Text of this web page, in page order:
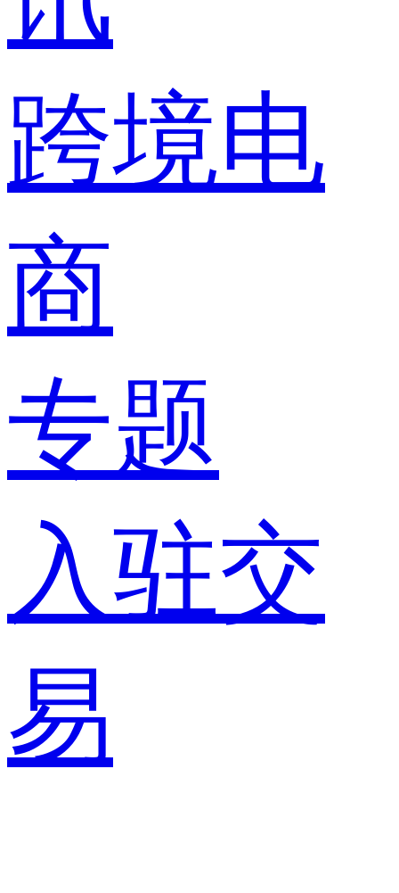
跨境电
商
专题
入驻交
易